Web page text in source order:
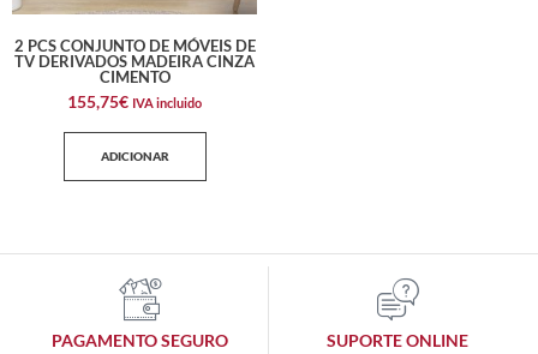
2 PCS CONJUNTO DE MÓVEIS DE
TV DERIVADOS MADEIRA CINZA
CIMENTO
155,75€ IVA incluido
ADICIONAR
PAGAMENTO SEGURO SUPORTE ONLINE